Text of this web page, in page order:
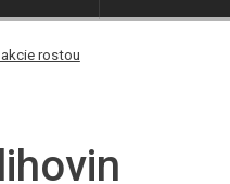
rostou